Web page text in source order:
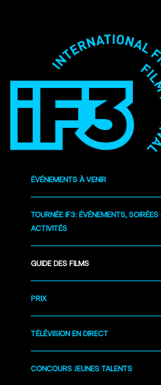
ÉVÉNEMENTS À VENIR
TOURNÉE IF3: ÉVÉNEMENTS, SOIRÉES
ACTIVITÉS
GUIDE DES FILMS
PRIX
TÉLÉVISION EN DIRECT
CONCOURS JEUNES TALENTS